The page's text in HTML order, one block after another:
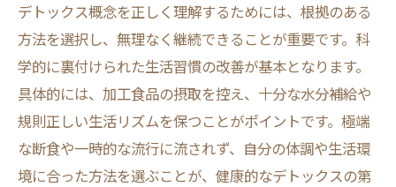
デトックスは意味ない？科学的根拠を検証
デトックスが意味ないとされる理由を検証
科学的に見たデトックスの効果とは何か
デトックスの科学的根拠と最新研究を紹介
意味ない説に対するデトックスの真実
デトックスの効果に関する専門家の見解
デトックス概念を正しく理解するためには、根拠のある
方法を選択し、無理なく継続できることが重要です。科
学的に裏付けられた生活習慣の改善が基本となります。
具体的には、加工食品の摂取を控え、十分な水分補給や
規則正しい生活リズムを保つことがポイントです。極端
な断食や一時的な流行に流されず、自分の体調や生活環
境に合った方法を選ぶことが、健康的なデトックスの第